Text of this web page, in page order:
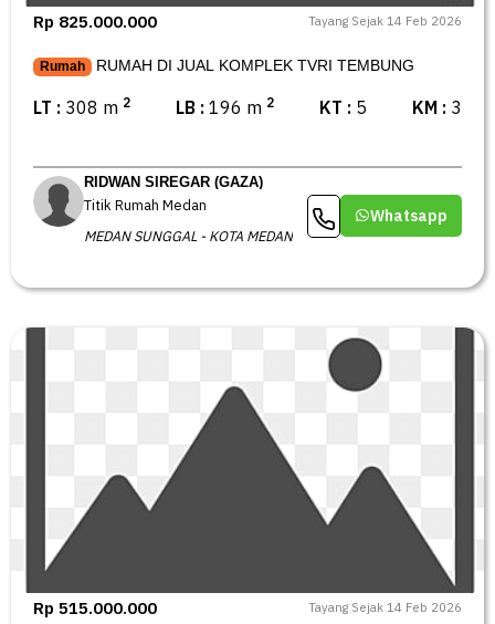
Rp 825.000.000 Tayang Sejak 14 Feb 2026
Rumah RUMAH DI JUAL KOMPLEK TVRI TEMBUNG
LT : 308 m 2 LB : 196 m 2 KT : 5 KM : 3
RIDWAN SIREGAR (GAZA)
Titik Rumah Medan
MEDAN SUNGGAL - KOTA MEDAN
Whatsapp
Rp 515.000.000 Tayang Sejak 14 Feb 2026